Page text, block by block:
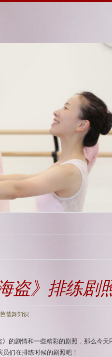
盗》排练剧
芭蕾舞知识
的剧情和一些精彩的剧照，那么今天
们在排练时候的剧照吧！